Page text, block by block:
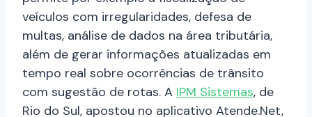
veículos com irregularidades, defesa de
multas, análise de dados na área tributária,
além de gerar informações atualizadas em
tempo real sobre ocorrências de trânsito
com sugestão de rotas. A IPM Sistemas, de
Rio do Sul, apostou no aplicativo Atende.Net,